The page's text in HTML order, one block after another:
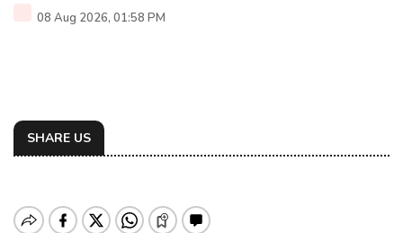
08 Aug 2026, 01:58 PM
SHARE US